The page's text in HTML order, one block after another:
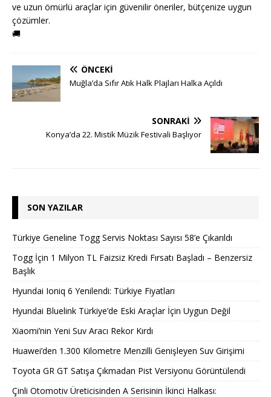
ve uzun ömürlü araçlar için güvenilir öneriler, bütçenize uygun
çözümler.
🚚
ÖNCEKI
Muğla’da Sıfır Atık Halk Plajları Halka Açıldı
SONRAKI
Konya’da 22. Mistik Müzik Festivali Başlıyor
SON YAZILAR
Türkiye Geneline Togg Servis Noktası Sayısı 58’e Çıkarıldı
Togg İçin 1 Milyon TL Faizsiz Kredi Fırsatı Başladı – Benzersiz
Başlık
Hyundai Ioniq 6 Yenilendi: Türkiye Fiyatları
Hyundai Bluelink Türkiye’de Eski Araçlar İçin Uygun Değil
Xiaomi’nin Yeni Suv Aracı Rekor Kırdı
Huawei’den 1.300 Kilometre Menzilli Genişleyen Suv Girişimi
Toyota GR GT Satışa Çıkmadan Pist Versiyonu Görüntülendi
Çinli Otomotiv Üreticisinden A Serisinin İkinci Halkası: